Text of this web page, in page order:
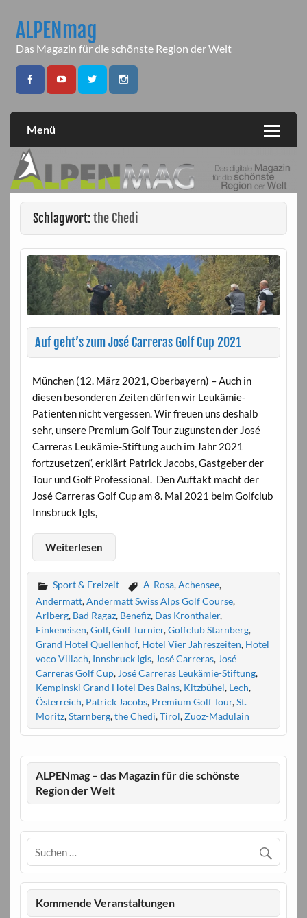
contentALPENmag
Das Magazin für die schönste Region der Welt
Menü
Schlagwort:the Chedi
Auf geht’s zum José Carreras Golf Cup 2021
München (12. März 2021, Oberbayern) – Auch in
diesen besonderen Zeiten dürfen wir Leukämie-
Patienten nicht vergessen. Wir freuen uns deshalb
sehr, unsere Premium Golf Tour zugunsten der José
Carreras Leukämie-Stiftung auch im Jahr 2021
fortzusetzen“, erklärt Patrick Jacobs, Gastgeber der
Tour und Golf Professional. Den Auftakt macht der
José Carreras Golf Cup am 8. Mai 2021 beim Golfclub
Innsbruck Igls,
Weiterlesen
Sport & Freizeit A-Rosa,Achensee,
Andermatt,Andermatt Swiss Alps Golf Course,
Arlberg, Bad Ragaz, Benefiz, Das Kronthaler,
Finkeneisen,Golf,Golf Turnier,Golfclub Starnberg,
Grand Hotel Quellenhof, Hotel Vier Jahreszeiten, Hotel
voco Villach, Innsbruck Igls, José Carreras, José
Carreras Golf Cup, José Carreras Leukämie-Stiftung,
Kempinski Grand Hotel Des Bains, Kitzbühel, Lech,
Österreich, Patrick Jacobs, Premium Golf Tour,St.
Moritz,Starnberg,the Chedi,Tirol,Zuoz-Madulain
ALPENmag – das Magazin für die schönste
Region der Welt
Kommende Veranstaltungen